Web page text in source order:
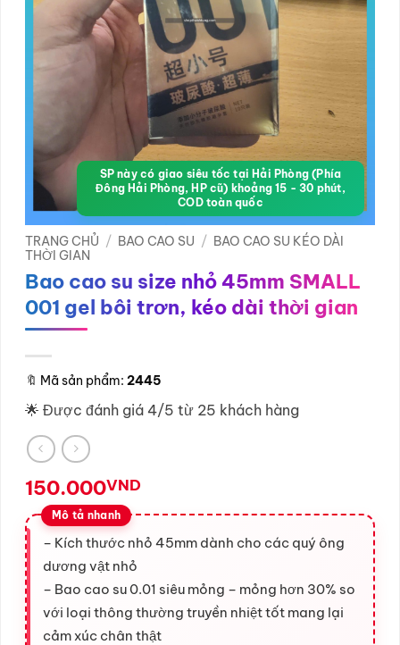
SP này có giao siêu tốc tại Hải Phòng (Phía
Đông Hải Phòng, HP cũ) khoảng 15 - 30 phút,
COD toàn quốc
TRANG CHỦ / BAO CAO SU / BAO CAO SU KÉO DÀI
THỜI GIAN
Bao cao su size nhỏ 45mm SMALL
001 gel bôi trơn, kéo dài thời gian
🔖 Mã sản phẩm: 2445
🌟 Được đánh giá 4/5 từ 25 khách hàng
150.000VND
– Kích thước nhỏ 45mm dành cho các quý ông
dương vật nhỏ
– Bao cao su 0.01 siêu mỏng – mỏng hơn 30% so
với loại thông thường truyền nhiệt tốt mang lại
cảm xúc chân thật